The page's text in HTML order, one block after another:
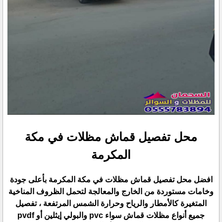
محل تفصيل قماش مظلات في مكة
المكرمة
افضل محل تفصيل قماش مظلات في مكة المكرمة بأعلى جودة
وخامات مستوردة من الخارج والمعالجة لتحمل الظروف المناخية
المتغيرة كالأمطار والرياح وحرارة الشمس المرتفعة ، تفصيل
جميع أنواع مظلات قماش سواء pvc والبولي إيثلين أو pvdf